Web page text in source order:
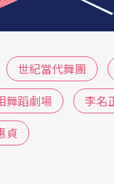
，取材傳說中女
運用X光片、聽診
前，仍然是開場
筆。
界線
世紀當代舞團
舞蹈劇場
李名
貞